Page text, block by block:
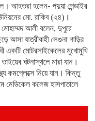
আহতরা হলেন- পদুয়া পেন্ডাইর
মো. রাকিব (২৪)।
মোহাম্মদ আলী বলেন, দুপুরে
আসা যাত্রীবাহী লেগুনা গাড়ির
একটি মোটরসাইকেলের মুখোমুখি
ঘটনাস্থলে মারা যান।
কমপ্লেক্সে নিয়ে যান। কিন্তু
মেডিকেল কলেজ হাসপাতালে